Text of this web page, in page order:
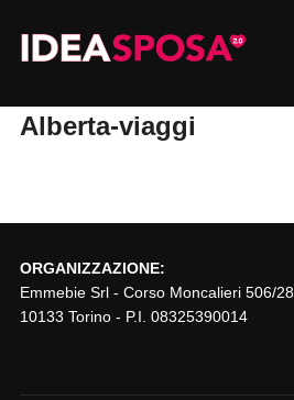
Alberta-viaggi
ORGANIZZAZIONE:
Emmebie Srl - Corso Moncalieri 506/28
10133 Torino - P.I. 08325390014